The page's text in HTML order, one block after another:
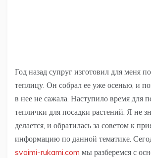
Год назад супруг изготовил для меня
теплицу. Он собрал ее уже осенью, и
в нее не сажала. Наступило время для
теплички для посадки растений. Я не
делается, и обратилась за советом к
информацию по данной тематике.
svoimi-rukami.com мы разберемся с